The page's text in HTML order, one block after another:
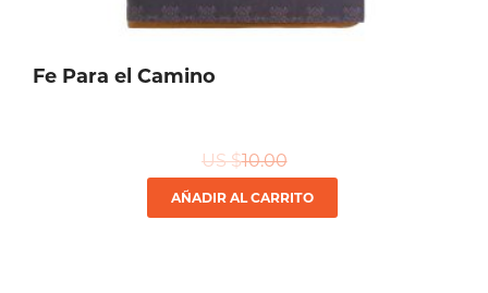
Fe Para el Camino
US $10.00
AÑADIR AL CARRITO